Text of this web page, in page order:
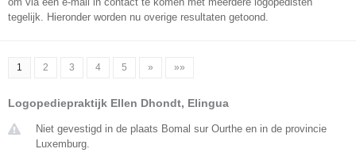
tegelijk. Hieronder worden nu overige resultaten getoond.
1 2 3 4 5 » »»
Logopediepraktijk Ellen Dhondt, Elingua
Niet gevestigd in de plaats Bomal sur Ourthe en in de provincie
Luxemburg.